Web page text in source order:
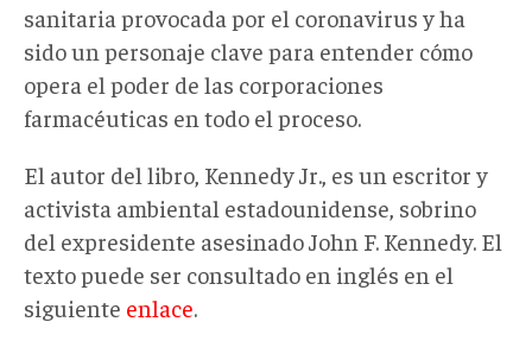
sanitaria provocada por el coronavirus y ha
sido un personaje clave para entender cómo
opera el poder de las corporaciones
farmacéuticas en todo el proceso.
El autor del libro, Kennedy Jr., es un escritor y
activista ambiental estadounidense, sobrino
del expresidente asesinado John F. Kennedy. El
texto puede ser consultado en inglés en el
siguiente enlace.